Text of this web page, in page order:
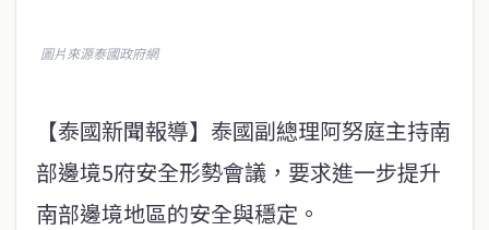
圖片來源泰國政府網
【泰國新聞報導】泰國副總理阿努庭主持南
部邊境5府安全形勢會議，要求進一步提升
南部邊境地區的安全與穩定。